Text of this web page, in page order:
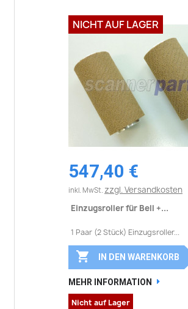
547,40 €
inkl. MwSt. zzgl. Versandkosten
Einzugsroller für Bell +...
1 Paar (2 Stück) Einzugsroller...
 IN DEN WARENKORB
MEHR INFORMATION
Nicht auf Lager
NICHT AUF LAGER